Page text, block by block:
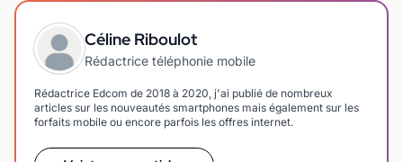
Céline Riboulot
Rédactrice téléphonie mobile
Rédactrice Edcom de 2018 à 2020, j'ai publié de nombreux
articles sur les nouveautés smartphones mais également sur les
forfaits mobile ou encore parfois les offres internet.